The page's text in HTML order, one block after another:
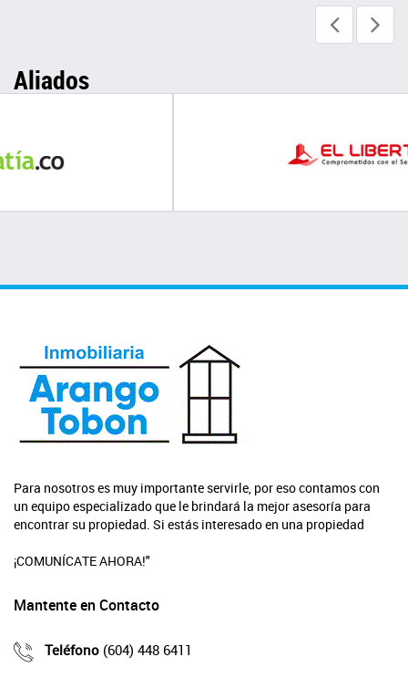
Aliados
Para nosotros es muy importante servirle, por eso contamos con
un equipo especializado que le brindará la mejor asesoría para
encontrar su propiedad. Si estás interesado en una propiedad
¡COMUNÍCATE AHORA!"
Mantente en Contacto
Teléfono (604) 448 6411